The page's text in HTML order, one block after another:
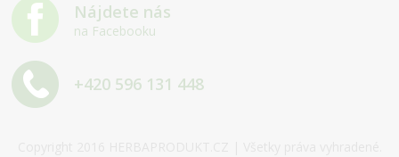
Nájdete nás
na Facebooku
+420 596 131 448